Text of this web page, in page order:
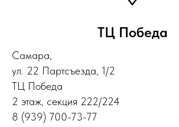
ТЦ Победа
Самара,
ул. 22 Партсъезда, 1/2
ТЦ Победа
2 этаж, секция 222/224
8 (939) 700-73-77